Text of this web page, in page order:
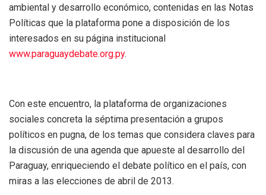
ambiental y desarrollo económico, contenidas en las Notas
Políticas que la plataforma pone a disposición de los
interesados en su página institucional
www.paraguaydebate.org.py.
Con este encuentro, la plataforma de organizaciones
sociales concreta la séptima presentación a grupos
políticos en pugna, de los temas que considera claves para
la discusión de una agenda que apueste al desarrollo del
Paraguay, enriqueciendo el debate político en el país, con
miras a las elecciones de abril de 2013.